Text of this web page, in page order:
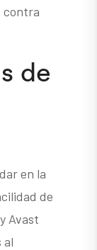
contra
de
en la
de
Avast
al